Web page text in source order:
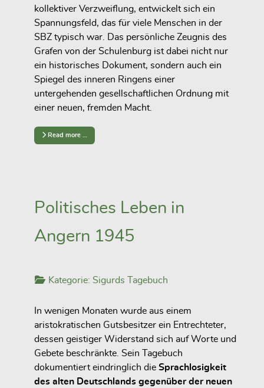
kollektiver Verzweiflung, entwickelt sich ein
Spannungsfeld, das für viele Menschen in der
SBZ typisch war. Das persönliche Zeugnis des
Grafen von der Schulenburg ist dabei nicht nur
ein historisches Dokument, sondern auch ein
Spiegel des inneren Ringens einer
untergehenden gesellschaftlichen Ordnung mit
einer neuen, fremden Macht.
Read more …
Politisches Leben in
Angern 1945
Kategorie: Sigurds Tagebuch
In wenigen Monaten wurde aus einem
aristokratischen Gutsbesitzer ein Entrechteter,
dessen geistiger Widerstand sich auf Worte und
Gebete beschränkte. Sein Tagebuch
dokumentiert eindringlich die Sprachlosigkeit
des alten Deutschlands gegenüber der neuen